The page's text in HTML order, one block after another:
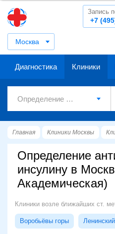
Москва
+7
Запись
Диагностика Клиники
Главная Клиники Москвы
Определение
инсулину в
Академическая)
Клиники возле ближайших ст.
Воробьёвы горы